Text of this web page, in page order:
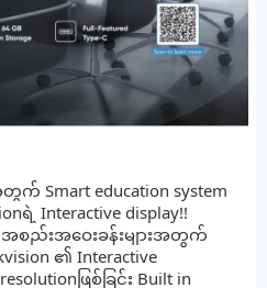
Smart education system
ရဲ့ Interactive display!!
အစည်းအဝေးခန်းများအတွက်
၏ Interactive
ဖြစ်ခြင်း Built in